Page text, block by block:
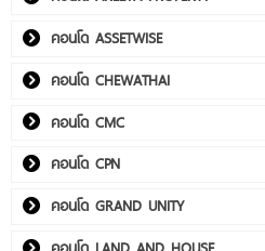
คอนโด ASSETWISE
คอนโด CHEWATHAI
คอนโด CMC
คอนโด CPN
คอนโด GRAND UNITY